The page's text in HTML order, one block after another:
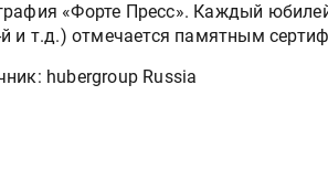
«Форте Пресс». Каждый
и т.д.) отмечается памятным
hubergroup Russia